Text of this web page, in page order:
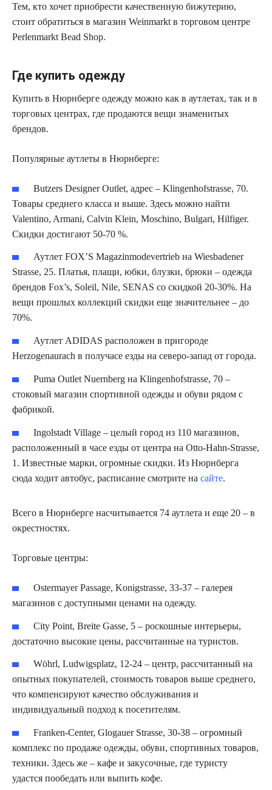
Тем, кто хочет приобрести качественную бижутерию,
стоит обратиться в магазин Weinmarkt в торговом центре
Perlenmarkt Bead Shop.
Где купить одежду
Купить в Нюрнберге одежду можно как в аутлетах, так и в
торговых центрах, где продаются вещи знаменитых
брендов.
Популярные аутлеты в Нюрнберге:
Butzers Designer Outlet, адрес – Klingenhofstrasse, 70.
Товары среднего класса и выше. Здесь можно найти
Valentino, Armani, Calvin Klein, Moschino, Bulgari, Hilfiger.
Скидки достигают 50-70 %.
Аутлет FOX’S Magazinmodevertrieb на Wiesbadener
Strasse, 25. Платья, плащи, юбки, блузки, брюки – одежда
брендов Fox’s, Soleil, Nile, SENAS со скидкой 20-30%. На
вещи прошлых коллекций скидки еще значительнее – до
70%.
Аутлет ADIDAS расположен в пригороде
Herzogenaurach в получасе езды на северо-запад от города.
Puma Outlet Nuernberg на Klingenhofstrasse, 70 –
стоковый магазин спортивной одежды и обуви рядом с
фабрикой.
Ingolstadt Village – целый город из 110 магазинов,
расположенный в часе езды от центра на Otto-Hahn-Strasse,
1. Известные марки, огромные скидки. Из Нюрнберга
сюда ходит автобус, расписание смотрите на сайте.
Всего в Нюрнберге насчитывается 74 аутлета и еще 20 – в
окрестностях.
Торговые центры:
Ostermayer Passage, Konigstrasse, 33-37 – галерея
магазинов с доступными ценами на одежду.
City Point, Breite Gasse, 5 – роскошные интерьеры,
достаточно высокие цены, рассчитанные на туристов.
Wöhrl, Ludwigsplatz, 12-24 – центр, рассчитанный на
опытных покупателей, стоимость товаров выше среднего,
что компенсируют качество обслуживания и
индивидуальный подход к посетителям.
Franken-Center, Glogauer Strasse, 30-38 – огромный
комплекс по продаже одежды, обуви, спортивных товаров,
техники. Здесь же – кафе и закусочные, где туристу
удастся пообедать или выпить кофе.